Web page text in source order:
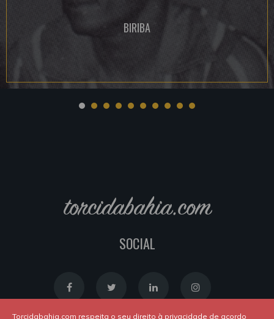
BIRIBA
torcidabahia.com
SOCIAL
Torcidabahia.com respeita o seu direito à privacidade de acordo